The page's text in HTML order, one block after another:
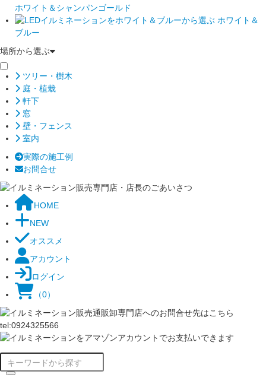
ホワイト＆シャンパンゴールド
ホワイト＆
ブルー
場所から選ぶ
ツリー・樹木
庭・植栽
軒下
窓
壁・フェンス
室内
実際の施工例
お問合せ
HOME
NEW
オススメ
アカウント
ログイン
（0）